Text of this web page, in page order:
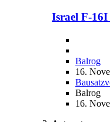
Israel F-
Balrog
16.
Balrog
16.